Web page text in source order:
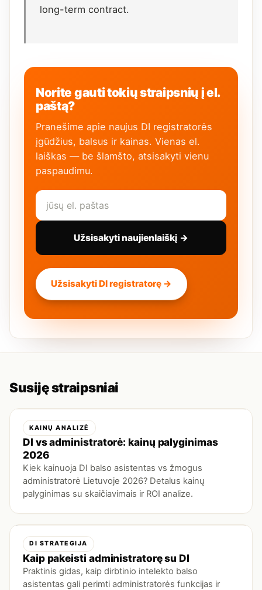
long-term contract.
Norite gauti tokių straipsnių į el.
paštą?
Pranešime apie naujus DI registratorės
įgūdžius, balsus ir kainas. Vienas el.
laiškas — be šlamšto, atsisakyti vienu
paspaudimu.
Užsisakyti naujienlaiškį →
Užsisakyti DI registratorę →
Susiję straipsniai
KAINŲ ANALIZĖ
DI vs administratorė: kainų palyginimas
2026
Kiek kainuoja DI balso asistentas vs žmogus
administratorė Lietuvoje 2026? Detalus kainų
palyginimas su skaičiavimais ir ROI analize.
DI STRATEGIJA
Kaip pakeisti administratorę su DI
Praktinis gidas, kaip dirbtinio intelekto balso
asistentas gali perimti administratorės funkcijas ir